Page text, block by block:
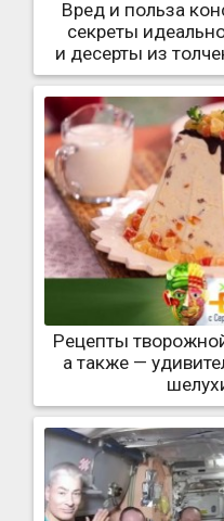
Вред и польза
секреты
и десерты из
Рецепты
а также —